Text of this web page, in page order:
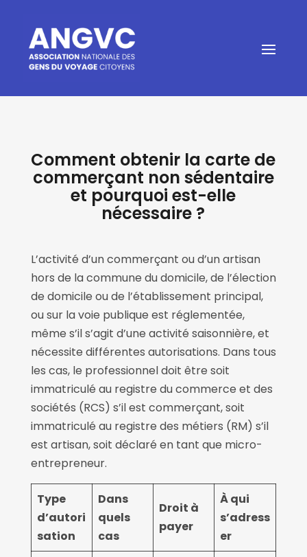
Comment obtenir la carte de
commerçant non sédentaire
et pourquoi est-elle
nécessaire ?
L’activité d’un commerçant ou d’un artisan
hors de la commune du domicile, de l’élection
de domicile ou de l’établissement principal,
ou sur la voie publique est réglementée,
même s’il s’agit d’une activité saisonnière, et
nécessite différentes autorisations. Dans tous
les cas, le professionnel doit être soit
immatriculé au registre du commerce et des
sociétés (RCS) s’il est commerçant, soit
immatriculé au registre des métiers (RM) s’il
est artisan, soit déclaré en tant que micro-
entrepreneur.
Type
d’autori
sation
Dans
quels
cas
Droit à
payer
À qui
s’adress
er